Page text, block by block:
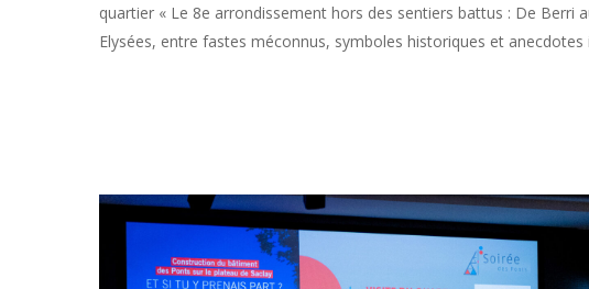
quartier « Le 8e arrondissement hors des sentiers battus : De Berri
Elysées, entre fastes méconnus, symboles historiques et anecdotes